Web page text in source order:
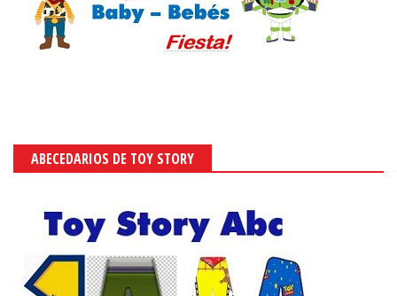
ABECEDARIOS DE TOY STORY